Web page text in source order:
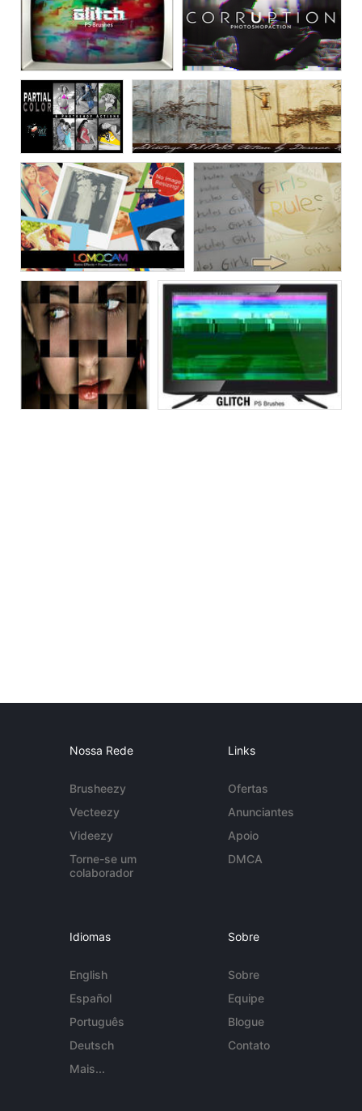
Nossa Rede
Brusheezy
Vecteezy
Videezy
Torne-se um
colaborador
Links
Ofertas
Anunciantes
Apoio
DMCA
Idiomas
English
Español
Português
Deutsch
Mais...
Sobre
Sobre
Equipe
Blogue
Contato